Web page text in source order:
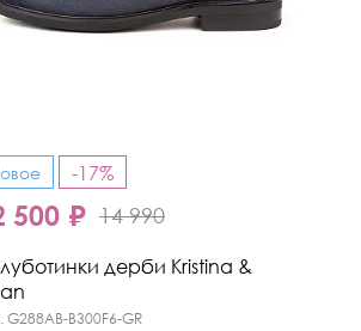
-17%
500 ₽ 14 990
дерби Kristina &
G288AB-B300F6-GR